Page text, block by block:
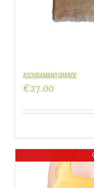
Asciugamano grande
€27.00